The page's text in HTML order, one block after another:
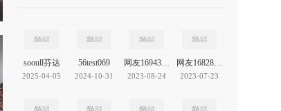
sooull芬达
2025-04-05
56test069
2024-10-31
网友16943961360616939
2023-08-24
网友16828980557179248
2023-07-23